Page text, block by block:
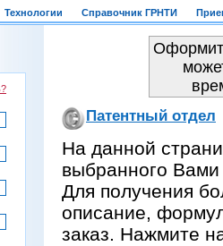
Технологии Справочник ГРНТИ
Патентный отдел
На данной
выбранного Вами
Для получения
описание,
заказ. Нажмите